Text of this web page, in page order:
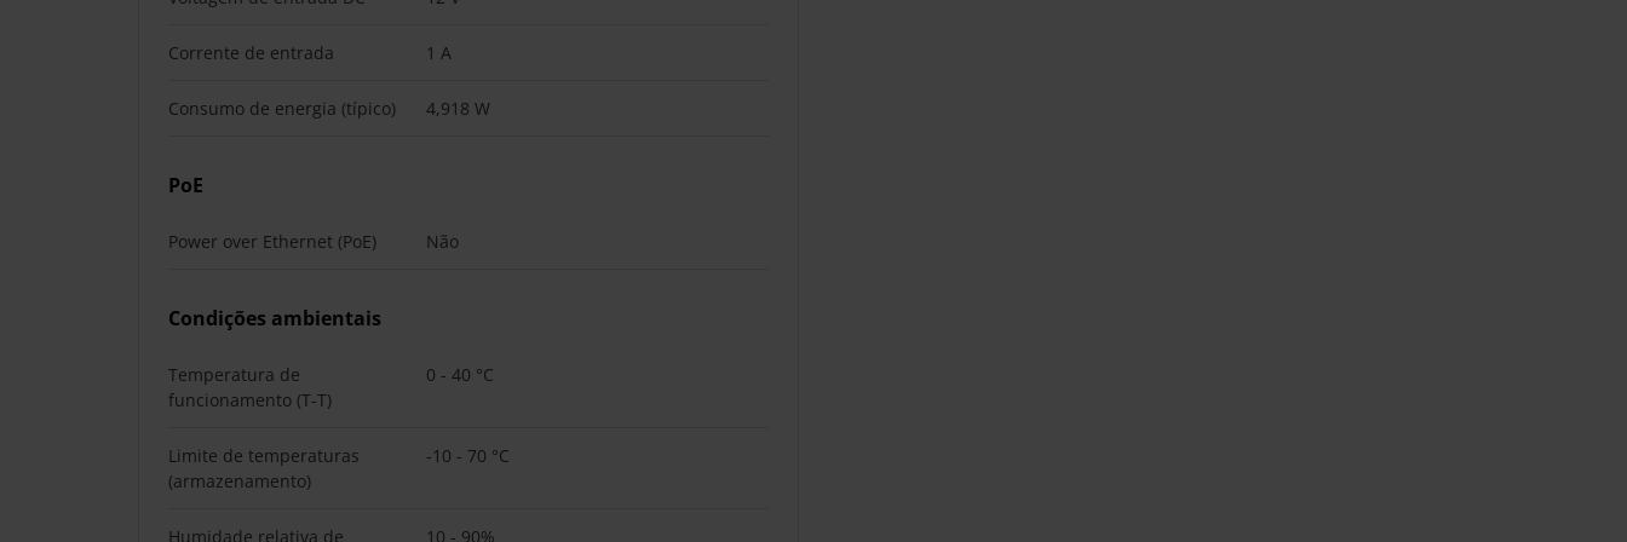
Corrente de entrada 1 A
Consumo de energia (típico) 4,918 W
PoE
Power over Ethernet (PoE) Não
Condições ambientais
Temperatura de
funcionamento (T-T)
0 - 40 °C
Limite de temperaturas
(armazenamento)
-10 - 70 °C
Humidade relativa de 10 - 90%